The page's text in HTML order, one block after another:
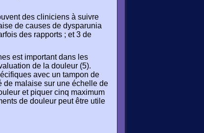
des cliniciens à suivre
de causes de dysparunia
des rapports ; et 3 de
est important dans les
de la douleur (5).
avec un tampon de
de malaise sur une échelle de
et piquer cinq maximum
de douleur peut être utile